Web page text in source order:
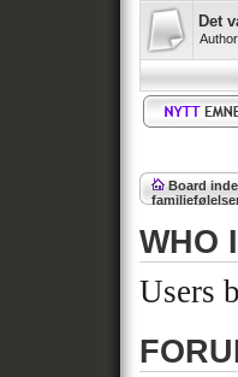
Det
Board
WHO
Users